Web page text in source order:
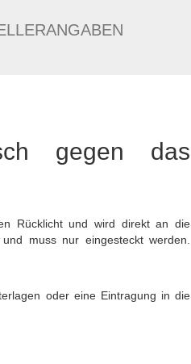
gegen das
Rücklicht und wird direkt an die
muss nur eingesteckt werden.
oder eine Eintragung in die